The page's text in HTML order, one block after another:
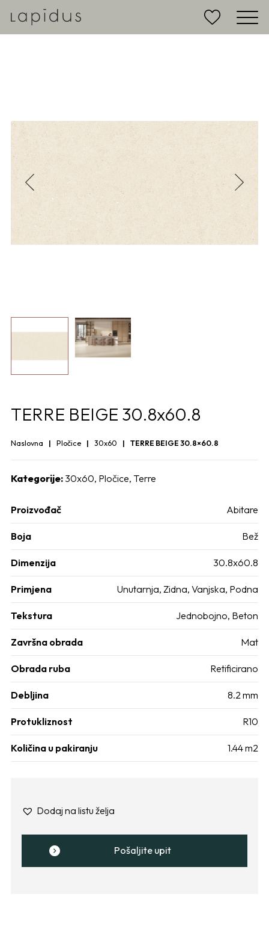
TERRE BEIGE 30.8x60.8
Naslovna Pločice 30x60 TERRE BEIGE 30.8×60.8
Kategorije: 30x60, Pločice, Terre
Proizvođač Abitare
Boja Bež
Dimenzija 30.8x60.8
Primjena Unutarnja, Zidna, Vanjska, Podna
Tekstura Jednobojno, Beton
Završna obrada Mat
Obrada ruba Retificirano
Debljina 8.2 mm
Protukliznost R10
Količina u pakiranju 1.44 m2
Dodaj na listu želja
Pošaljite upit